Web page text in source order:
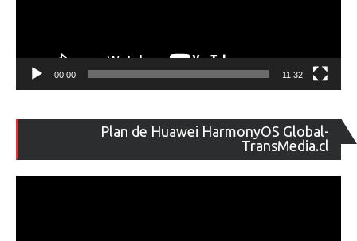
00:00 11:32
Plan de Huawei HarmonyOS Global-
TransMedia.cl
de